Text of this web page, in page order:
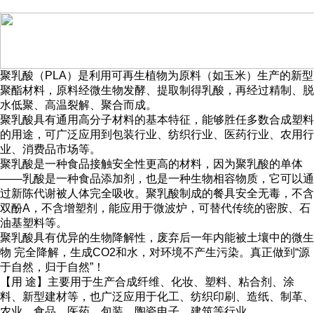
聚乳酸（PLA）是利用可再生植物为原料（如玉米）生产的新型
聚酯材料，原料经微生物发酵、提取制得乳酸，再经过精制、脱
水低聚、高温裂解、聚合而成。
聚乳酸具有通用高分子材料的基本特征，能够胜任多数合成塑料
的用途，可广泛应用到包装行业、纺织行业、医药行业、农用行
业、消费品市场等。
聚乳酸是一种食品接触安全性更高的材料，因为聚乳酸的单体
——乳酸是一种食品添加剂，也是一种生物相容物质，它可以通
过新陈代谢被人体完全吸收。聚乳酸制成的餐具安全无毒，不含
双酚A，不含增塑剂，能应用于微波炉，可替代传统的密胺、石
油基塑料等。
聚乳酸具有优异的生物降解性，废弃后一年内能被土壤中的微生
物 完全降解，生成CO2和水，对环境不产生污染。真正做到“源
于自然，归于自然”！
【用 途】主要用于生产合成纤维、化妆、塑料、粘合剂、涂
料、新型建材等，也广泛应用于化工、纺织印刷、造纸、制革、